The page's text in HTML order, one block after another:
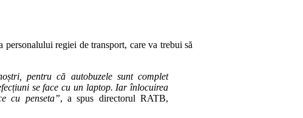
regiei de transport, care va trebui să
pentru că autobuzele sunt complet
se face cu un laptop. Iar înlocuirea
cu penseta”, a spus directorul RATB,